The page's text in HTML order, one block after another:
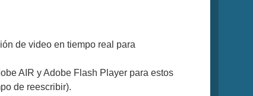
de video en tiempo real para
AIR y Adobe Flash Player para estos
de reescribir).